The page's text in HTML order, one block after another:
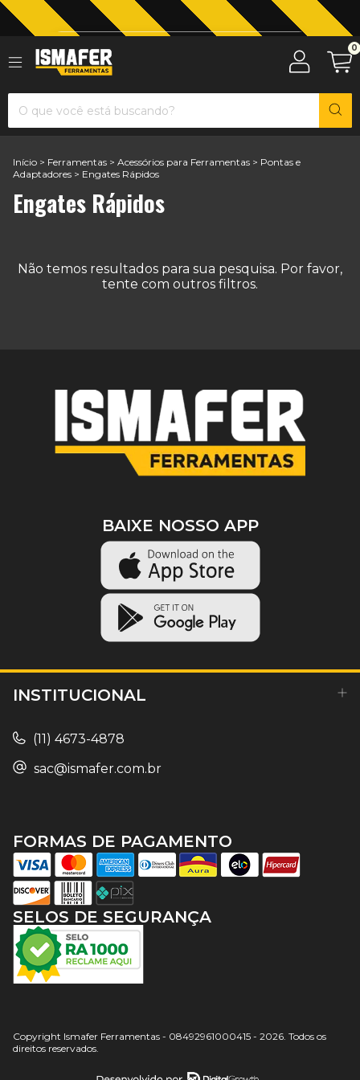
Jardinagem com The Black Tools
0
Início > Ferramentas > Acessórios para Ferramentas > Pontas e
Adaptadores > Engates Rápidos
Engates Rápidos
Não temos resultados para sua pesquisa. Por favor,
tente com outros filtros.
INSTITUCIONAL
(11) 4673-4878
sac@ismafer.com.br
BAIXE NOSSO APP
SELOS DE SEGURANÇA
FORMAS DE PAGAMENTO
Copyright Ismafer Ferramentas - 08492961000415 - 2026. Todos os
direitos reservados.